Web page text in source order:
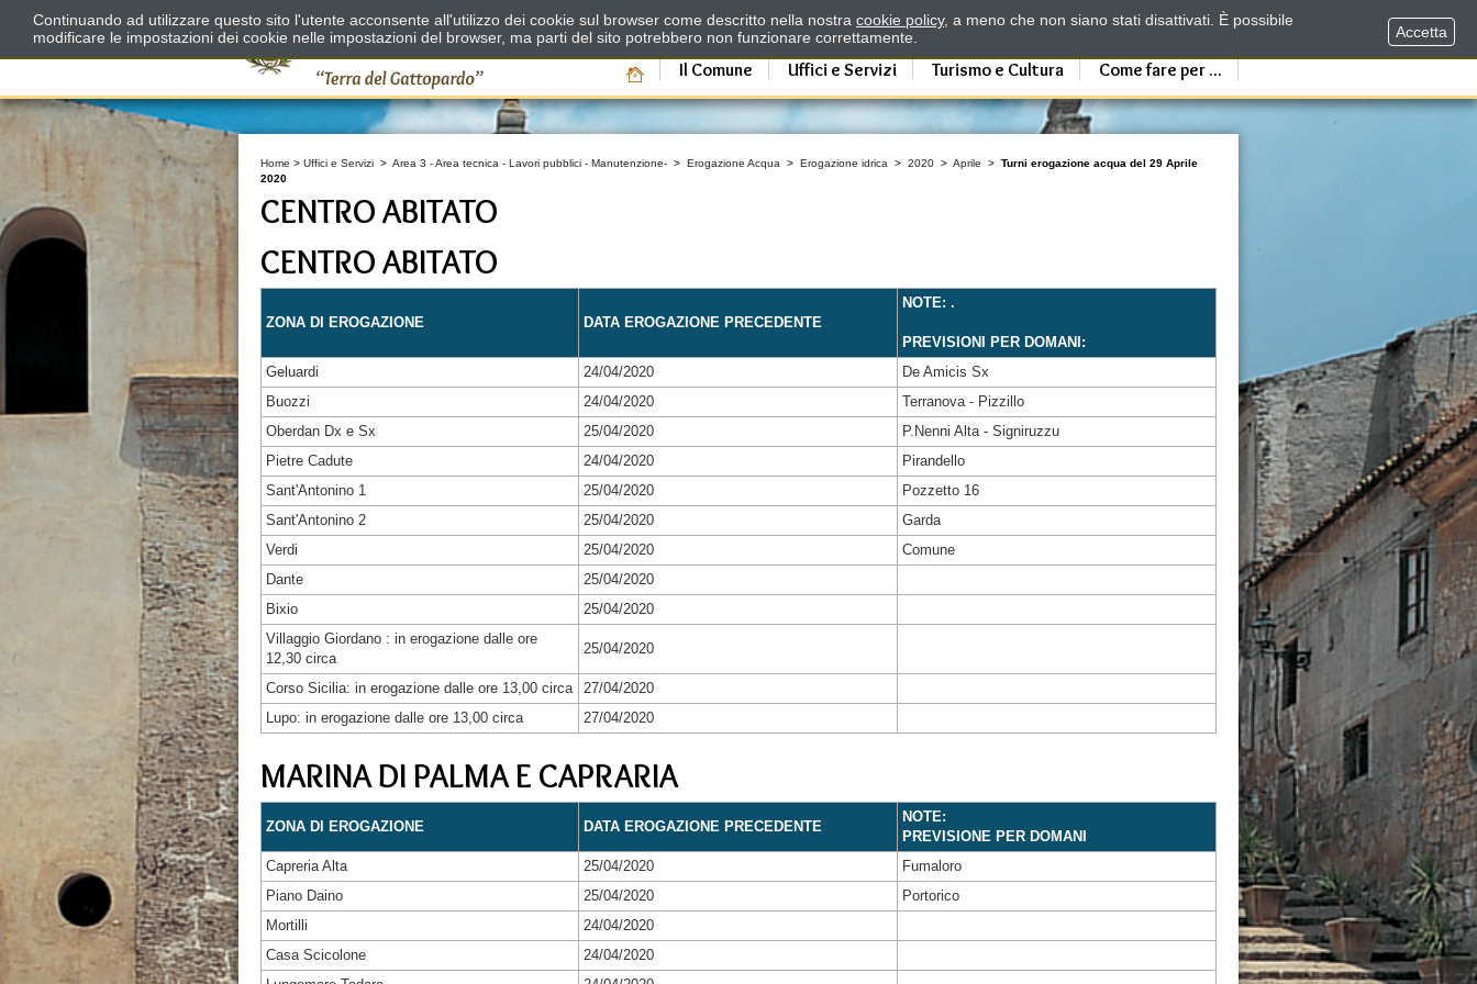
Il Comune Uffici e Servizi Turismo e Cultura Come fare per ...
Home > Uffici e Servizi > Area 3 - Area tecnica - Lavori pubblici - Manutenzione- > Erogazione Acqua > Erogazione idrica > 2020 > Aprile > Turni erogazione acqua del 29 Aprile
2020
CENTRO ABITATO
CENTRO ABITATO
ZONA DI EROGAZIONE DATA EROGAZIONE PRECEDENTE
NOTE: .
PREVISIONI PER DOMANI:
Geluardi
24/04/2020
De Amicis Sx
Buozzi
24/04/2020
Terranova - Pizzillo
Oberdan Dx e Sx
25/04/2020
P.Nenni Alta - Signiruzzu
Pietre Cadute
24/04/2020
Pirandello
Sant'Antonino 1
25/04/2020
Pozzetto 16
Sant'Antonino 2
25/04/2020
Garda
Verdi
25/04/2020
Comune
Dante
25/04/2020
Bixio
25/04/2020
Villaggio Giordano : in erogazione dalle ore
12,30 circa
25/04/2020
Corso Sicilia: in erogazione dalle ore 13,00 circa
27/04/2020
Lupo: in erogazione dalle ore 13,00 circa
27/04/2020
MARINA DI PALMA E CAPRARIA
ZONA DI EROGAZIONE DATA EROGAZIONE PRECEDENTE
NOTE:
PREVISIONE PER DOMANI
Capreria Alta
25/04/2020
Fumaloro
Piano Daino
25/04/2020
Portorico
Mortilli
24/04/2020
Casa Scicolone
24/04/2020
Continuando ad utilizzare questo sito l'utente acconsente all'utilizzo dei cookie sul browser come descritto nella nostra cookie policy, a meno che non siano stati disattivati. È possibile
modificare le impostazioni dei cookie nelle impostazioni del browser, ma parti del sito potrebbero non funzionare correttamente.
Accetta